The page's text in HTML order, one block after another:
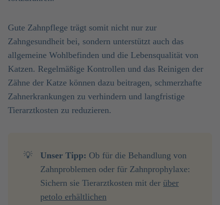
Gute Zahnpflege trägt somit nicht nur zur
Zahngesundheit bei, sondern unterstützt auch das
allgemeine Wohlbefinden und die Lebensqualität von
Katzen. Regelmäßige Kontrollen und das Reinigen der
Zähne der Katze können dazu beitragen, schmerzhafte
Zahnerkrankungen zu verhindern und langfristige
Tierarztkosten zu reduzieren.
💡 Unser Tipp: Ob für die Behandlung von
Zahnproblemen oder für Zahnprophylaxe:
Sichern sie Tierarztkosten mit der über
petolo erhältlichen